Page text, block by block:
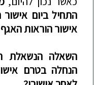
התחיל ביום
אישור הוראות האגף
השאלה הנשאלת
הנחלה בטרם